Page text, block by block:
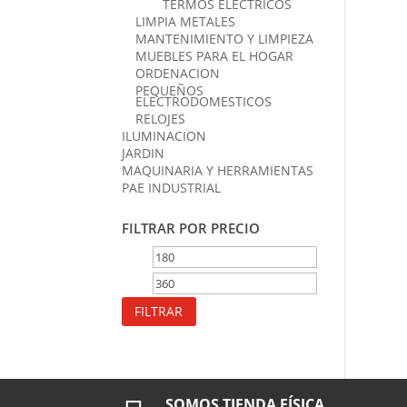
TERMOS ELECTRICOS
LIMPIA METALES
MANTENIMIENTO Y LIMPIEZA
MUEBLES PARA EL HOGAR
ORDENACION
PEQUEÑOS
ELECTRODOMESTICOS
RELOJES
ILUMINACION
JARDIN
MAQUINARIA Y HERRAMIENTAS
PAE INDUSTRIAL
FILTRAR POR PRECIO
Precio
mínimo
FILTRAR